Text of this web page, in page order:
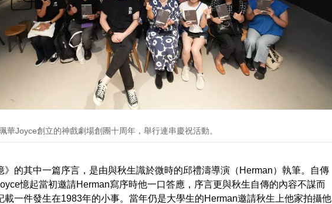
華Joyce創立的神戲劇場創團十周年，舉行連串慶祝活動。
》的其中一篇序言，是由與秋生識於微時的邱禮濤導演（Herman）執筆。自傳
憶起當初邀請Herman寫序時他一口答應，序言更與秋生自傳的內容不謀而
載一件發生在1983年的小事。當年仍是大學生的Herman邀請秋生上他家拍攝他